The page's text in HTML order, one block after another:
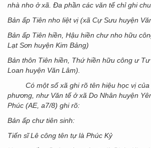
nhà nho ở xã. Đa phần các văn tế chỉ ghi
Bản ấp Tiên nho liệt vị (xã Cự Sưu huyện
Bản ấp Tiên hiền, Hậu hiền chư nho hữu
Lạt Sơn huyện Kim Bảng)
Bản thôn Tiên hiền, Thứ hiền hữu công ư
Loan huyện Văn Lâm).
Có một số xã ghi rõ tên hiệu học vị của
phương, như Văn tế ở xã Do Nhân huyện
Phúc (AE, a7/8) ghi rõ:
Bản ấp chư tiên sinh:
Tiến sĩ Lê công tên tự là Phúc Kỷ